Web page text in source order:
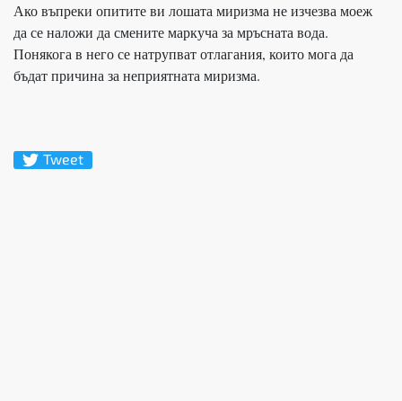
Ако въпреки опитите ви лошата миризма не изчезва моеж
да се наложи да смените маркуча за мръсната вода.
Понякога в него се натрупват отлагания, които мога да
бъдат причина за неприятната миризма.
Tweet